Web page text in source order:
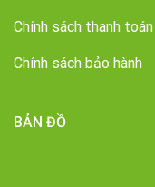
Chính sách thanh toán
Chính sách bảo hành
BẢN ĐỒ